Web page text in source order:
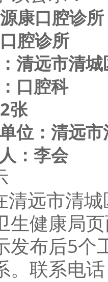
口腔诊所
诊所
远市清城
口腔科
：清远市
：李会
远市清城
健康局
发布后5个
。联系电